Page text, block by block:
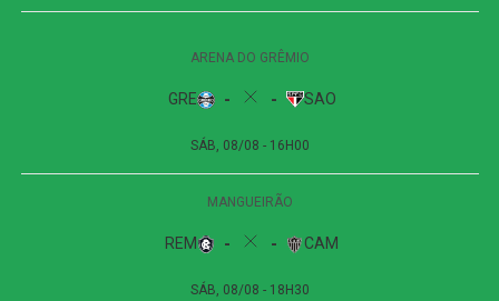
principalmente por meio de cruzamentos. Aos 25 minutos,
Kauan Cristtyan recebeu passe de Pedro Henrique
dentro da área e finalizou colocado, mas mandou por
A equipe da casa insistiu nos minutos finais e chegou a
seis encontraram o destino correto. Aos 48 minutos, Eliel
atacante aproveitou sobra na entrada da área e bateu